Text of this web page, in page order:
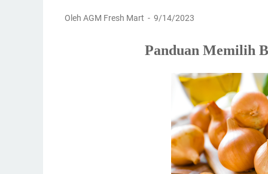
Oleh AGM Fresh Mart 9/14/2023
Panduan Memilih